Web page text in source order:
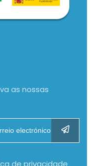
as nossas
de privacidade